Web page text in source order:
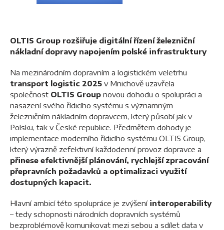
OLTIS Group rozšiřuje digitální řízení železniční
nákladní dopravynapojením polské infrastruktury
Na mezinárodním dopravním a logistickém veletrhu
transport logistic 2025 v Mnichově uzavřela
společnost OLTIS Group novou dohodu o spolupráci a
nasazení svého řídicího systému s významným
železničním nákladním dopravcem, který působí jak v
Polsku, tak v České republice. Předmětem dohody je
implementace moderního řídicího systému OLTIS Group,
který výrazně zefektivní každodenní provoz dopravce a
přinese efektivnější plánování, rychlejší zpracování
přepravních požadavků a optimalizaci využití
dostupných kapacit.
Hlavní ambicí této spolupráce je zvýšení interoperability
– tedy schopnosti národních dopravních systémů
bezproblémově komunikovat mezi sebou a sdílet data v